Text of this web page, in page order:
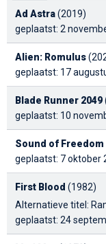
Ad Astra(2019)
geplaatst: 2
Alien: Romulus
geplaatst: 17
Blade Runner 2049
geplaatst: 10
Sound of Freedom
geplaatst: 7 oktober
First Blood (1982)
Alternatieve titel:
geplaatst: 24